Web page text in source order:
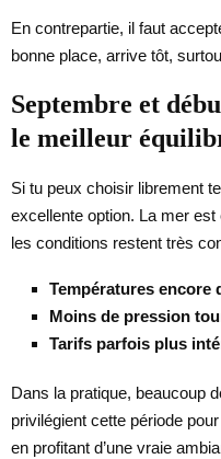
En contrepartie, il faut
bonne place, arrive tôt,
Septembre et
le meilleur
Si tu peux choisir librement
excellente option. La mer
les conditions restent très
Températures encore
Moins de pression
Tarifs parfois plus
Dans la pratique, beaucoup
privilégient cette période
en profitant d’une vraie